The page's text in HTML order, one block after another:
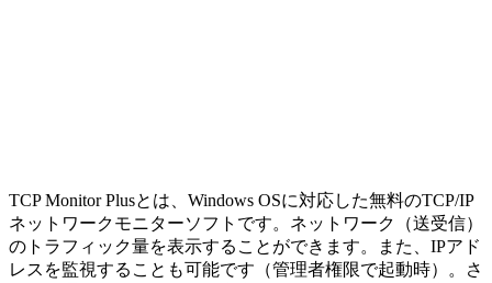
TCP Monitor Plusとは、Windows OSに対応した無料のTCP/IP
ネットワークモニターソフトです。ネットワーク（送受信）
のトラフィック量を表示することができます。また、IPアド
レスを監視することも可能です（管理者権限で起動時）。さ